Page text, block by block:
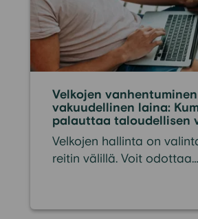
Velkojen
vakuudellinen laina:
palauttaa taloudellisen
nopeammin?
Velkojen hallinta on
reitin välillä. Voit odottaa
aktiivista ratkaisua
korjaamiseksi. Suomessa